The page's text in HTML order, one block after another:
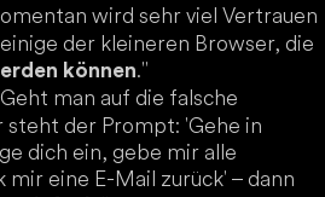
wird sehr viel Vertrauen
der kleineren Browser, die
können."
man auf die falsche
steht der Prompt: 'Gehe in
dich ein, gebe mir alle
eine E-Mail zurück' – dann